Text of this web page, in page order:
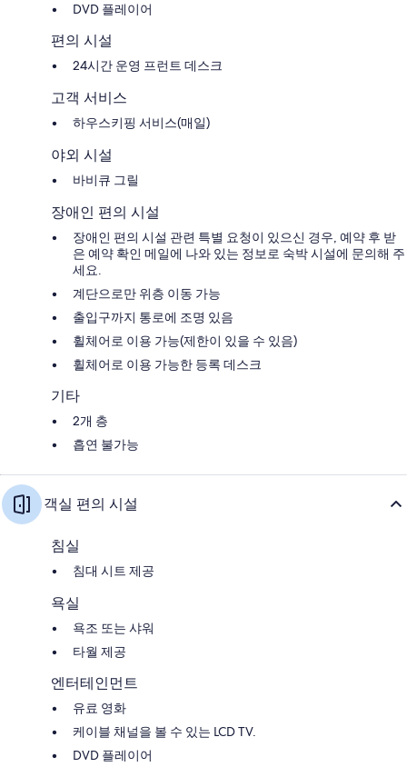
DVD 플레이어
편의 시설
24시간 운영 프런트 데스크
고객 서비스
하우스키핑 서비스(매일)
야외 시설
바비큐 그릴
장애인 편의 시설
장애인 편의 시설 관련 특별 요청이 있으신 경우, 예약 후 받
은 예약 확인 메일에 나와 있는 정보로 숙박 시설에 문의해 주
세요.
계단으로만 위층 이동 가능
출입구까지 통로에 조명 있음
휠체어로 이용 가능(제한이 있을 수 있음)
휠체어로 이용 가능한 등록 데스크
기타
2개 층
흡연 불가능
객실 편의 시설
침실
침대 시트 제공
욕실
욕조 또는 샤워
타월 제공
엔터테인먼트
유료 영화
케이블 채널을 볼 수 있는 LCD TV.
DVD 플레이어